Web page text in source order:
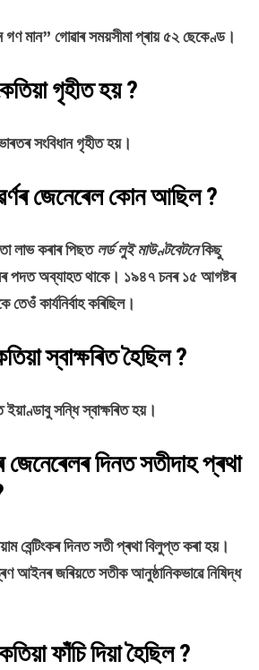
মান” গোৱাৰ সময়সীমা প্ৰায় ৫২ ছেকেণ্ড।
গৃহীত হয় ?
সংবিধান গৃহীত হয়।
জেনেৰেল কোন আছিল ?
লাভ কৰাৰ পিছতলৰ্ড লুই মাউণ্টবেটনেকিছু
পদত অব্যাহত থাকে। ১৯৪৭ চনৰ ১৫ আগষ্টৰ
কাৰ্যনিৰ্বাহ কৰিছিল।
স্বাক্ষৰিত হৈছিল ?
সন্ধি স্বাক্ষৰিত হয়।
জেনেৰেলৰ দিনত সতীদাহ প্ৰথা
বেন্টিংকৰ দিনত সতী প্ৰথা বিলুপ্ত কৰা হয়।
আইনৰ জৰিয়তে সতীক আনুষ্ঠানিকভাৱে নিষিদ্ধ
ফাঁচি দিয়া হৈছিল ?